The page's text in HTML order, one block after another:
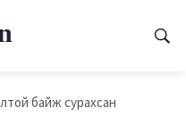
байж сурахсан